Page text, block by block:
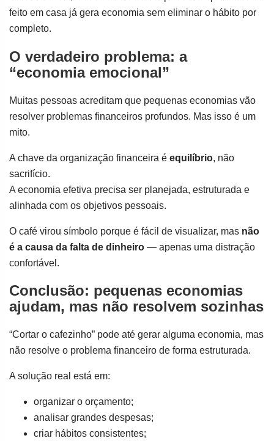
feito em casa já gera economia sem eliminar o hábito por
completo.
O verdadeiro problema: a
“economia emocional”
Muitas pessoas acreditam que pequenas economias vão
resolver problemas financeiros profundos. Mas isso é um
mito.
A chave da organização financeira é equilíbrio, não
sacrifício.
A economia efetiva precisa ser planejada, estruturada e
alinhada com os objetivos pessoais.
O café virou símbolo porque é fácil de visualizar, mas não
é a causa da falta de dinheiro — apenas uma distração
confortável.
Conclusão: pequenas economias
ajudam, mas não resolvem sozinhas
“Cortar o cafezinho” pode até gerar alguma economia, mas
não resolve o problema financeiro de forma estruturada.
A solução real está em:
organizar o orçamento;
analisar grandes despesas;
criar hábitos consistentes;